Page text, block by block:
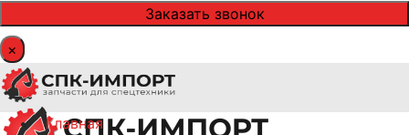
×
Главная